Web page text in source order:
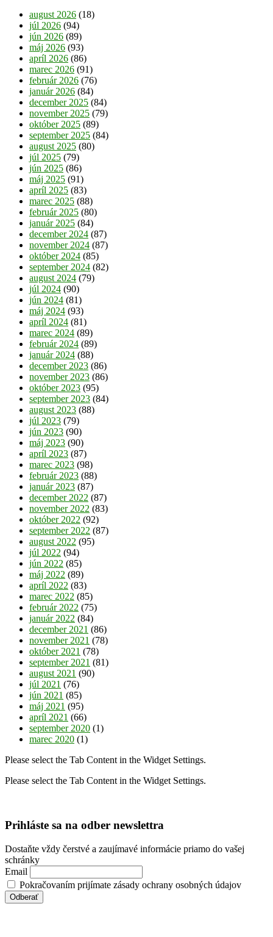
august 2026 (18)
júl 2026 (94)
jún 2026 (89)
máj 2026 (93)
apríl 2026 (86)
marec 2026 (91)
február 2026 (76)
január 2026 (84)
december 2025 (84)
november 2025 (79)
október 2025 (89)
september 2025 (84)
august 2025 (80)
júl 2025 (79)
jún 2025 (86)
máj 2025 (91)
apríl 2025 (83)
marec 2025 (88)
február 2025 (80)
január 2025 (84)
december 2024 (87)
november 2024 (87)
október 2024 (85)
september 2024 (82)
august 2024 (79)
júl 2024 (90)
jún 2024 (81)
máj 2024 (93)
apríl 2024 (81)
marec 2024 (89)
február 2024 (89)
január 2024 (88)
december 2023 (86)
november 2023 (86)
október 2023 (95)
september 2023 (84)
august 2023 (88)
júl 2023 (79)
jún 2023 (90)
máj 2023 (90)
apríl 2023 (87)
marec 2023 (98)
február 2023 (88)
január 2023 (87)
december 2022 (87)
november 2022 (83)
október 2022 (92)
september 2022 (87)
august 2022 (95)
júl 2022 (94)
jún 2022 (85)
máj 2022 (89)
apríl 2022 (83)
marec 2022 (85)
február 2022 (75)
január 2022 (84)
december 2021 (86)
november 2021 (78)
október 2021 (78)
september 2021 (81)
august 2021 (90)
júl 2021 (76)
jún 2021 (85)
máj 2021 (95)
apríl 2021 (66)
september 2020 (1)
marec 2020 (1)
Please select the Tab Content in the Widget Settings.
Please select the Tab Content in the Widget Settings.
Prihláste sa na odber newslettra
Dostaňte vždy čerstvé a zaujímavé informácie priamo do vašej
schránky
Email
Pokračovaním prijímate zásady ochrany osobných údajov